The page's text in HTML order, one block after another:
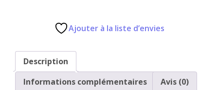
Ajouter à la liste d’envies
Description
Informations complémentaires
Avis (0)